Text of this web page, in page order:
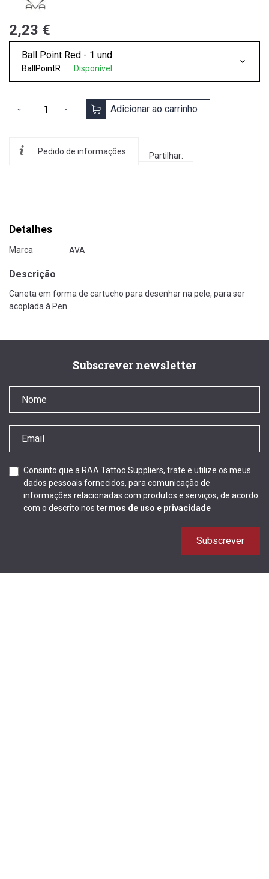
2,23 €
Ball Point Red - 1 und
BallPointR Disponível
Adicionar ao carrinho
Pedido de informações Partilhar:
Detalhes
Marca AVA
Descrição
Caneta em forma de cartucho para desenhar na pele, para ser
acoplada à Pen.
Subscrever newsletter
Consinto que a RAA Tattoo Suppliers, trate e utilize os meus
dados pessoais fornecidos, para comunicação de
informações relacionadas com produtos e serviços, de acordo
com o descrito nos termos de uso e privacidade
Subscrever